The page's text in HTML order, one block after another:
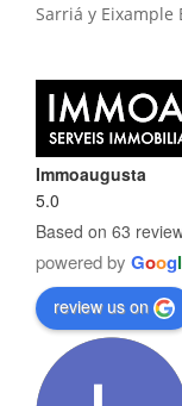
Sarriá y Eixample
Immoaugusta
5.0
Based on 63
powered by Googl
review us on